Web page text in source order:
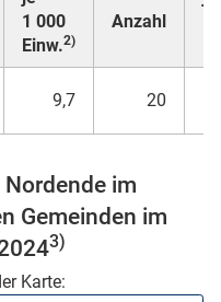
1 000
Einw.2)
Anzahl
9,7 20
im
Gemeinden im
3)
Karte: